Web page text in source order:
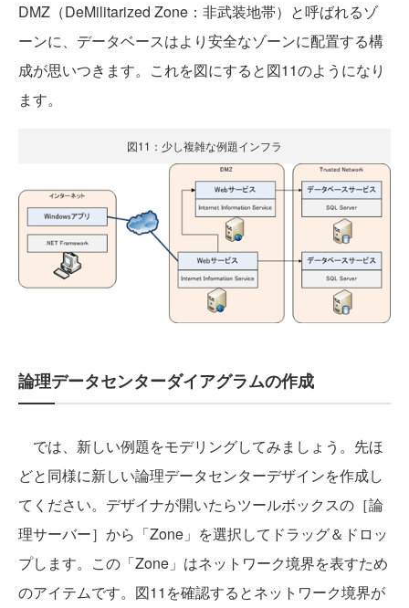
DMZ（DeMilitarized Zone：非武装地帯）と呼ばれるゾ
ーンに、データベースはより安全なゾーンに配置する構
成が思いつきます。これを図にすると図11のようになり
ます。
図11：少し複雑な例題インフラ
論理データセンターダイアグラムの作成
では、新しい例題をモデリングしてみましょう。先ほ
どと同様に新しい論理データセンターデザインを作成し
てください。デザイナが開いたらツールボックスの［論
理サーバー］から「Zone」を選択してドラッグ＆ドロッ
プします。この「Zone」はネットワーク境界を表すため
のアイテムです。図11を確認するとネットワーク境界が